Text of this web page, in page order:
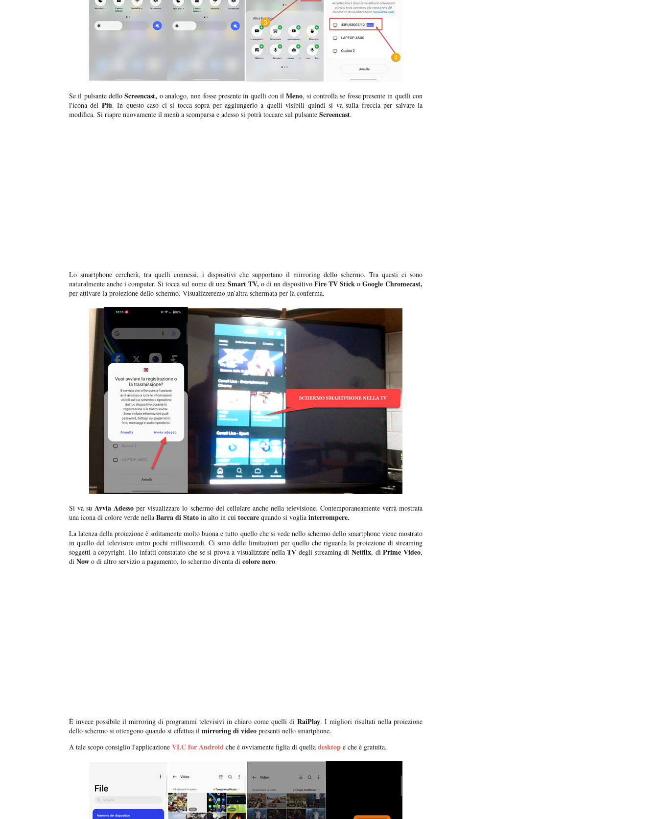
Se il pulsante delloScreencast, o analogo, non fosse presente in quelli con ilMeno, si controlla se fosse presente in quelli con
l'icona del Più. In questo caso ci si tocca sopra per aggiungerlo a quelli visibili quindi si va sulla freccia per salvare la
modifica. Si riapre nuovamente il menù a scomparsa e adesso si potrà toccare sul pulsante Screencast.
Lo smartphone cercherà, tra quelli connessi, i dispositivi che supportano il mirroring dello schermo. Tra questi ci sono
naturalmente anche i computer. Si tocca sul nome di una Smart TV, o di un dispositivo Fire TV Stick o Google Chromecast,
per attivare la proiezione dello schermo. Visualizzeremo un'altra schermata per la conferma.
Si va su Avvia Adesso per visualizzare lo schermo del cellulare anche nella televisione. Contemporaneamente verrà mostrata
una icona di colore verde nella Barra di Stato in alto in cui toccare quando si voglia interrompere.
La latenza della proiezione è solitamente molto buona e tutto quello che si vede nello schermo dello smartphone viene mostrato
in quello del televisore entro pochi millisecondi. Ci sono delle limitazioni per quello che riguarda la proiezione di streaming
soggetti a copyright. Ho infatti constatato che se si prova a visualizzare nellaTV degli streaming diNetflix, diPrime Video,
di Now o di altro servizio a pagamento, lo schermo diventa di colore nero.
È invece possibile il mirroring di programmi televisivi in chiaro come quelli di RaiPlay. I migliori risultati nella proiezione
dello schermo si ottengono quando si effettua il mirroring di video presenti nello smartphone.
A tale scopo consiglio l'applicazione VLC for Android che è ovviamente figlia di quella desktop e che è gratuita.